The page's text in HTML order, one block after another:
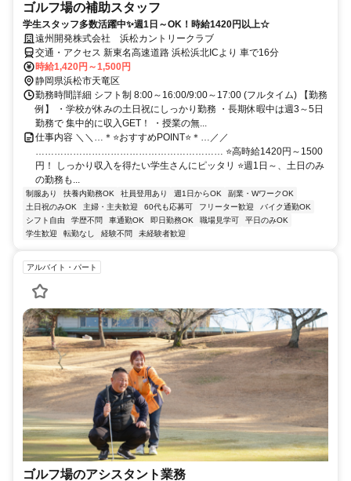
ゴルフ場の補助スタッフ
学生スタッフ多数活躍中✨週1日～OK！時給1420円以上☆
遠州開発株式会社 浜松カントリークラブ
交通・アクセス 新東名高速道路 浜松浜北ICより 車で16分
時給1,420円～1,500円
静岡県浜松市天竜区
勤務時間詳細 シフト制 8:00～16:00/9:00～17:00 (フルタイム) 【勤務
例】 ・学校が休みの土日祝にしっかり勤務 ・長期休暇中は週3～5日
勤務で 集中的に収入GET！ ・授業の無...
仕事内容 ＼＼…＊⭐おすすめPOINT⭐＊…／／
…………………………………………………… ⭐高時給1420円～1500
円！ しっかり収入を得たい学生さんにピッタリ ⭐週1日～、土日のみ
の勤務も...
制服あり 扶養内勤務OK 社員登用あり 週1日からOK
副業・WワークOK
土日祝のみOK
主婦・主夫歓迎 60代も応募可 フリーター歓迎
バイク通勤OK
シフト自由
学歴不問 車通勤OK 即日勤務OK 職場見学可
平日のみOK
学生歓迎
転勤なし 経験不問 未経験者歓迎
アルバイト・パート
ゴルフ場のアシスタント業務